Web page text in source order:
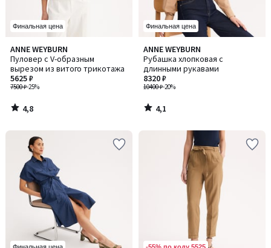
Финальная цена
ANNE WEYBURN
Пуловер с V-образным
вырезом из витого трикотажа
7500 ₽-25%
5625 ₽
4,8
/ 5
4,8
/
Финальная цена
ANNE WEYBURN
Рубашка хлопковая с
длинными рукавами
10400 ₽-20%
8320 ₽
4,1
/ 5
4,1
/
-55% по коду 5525